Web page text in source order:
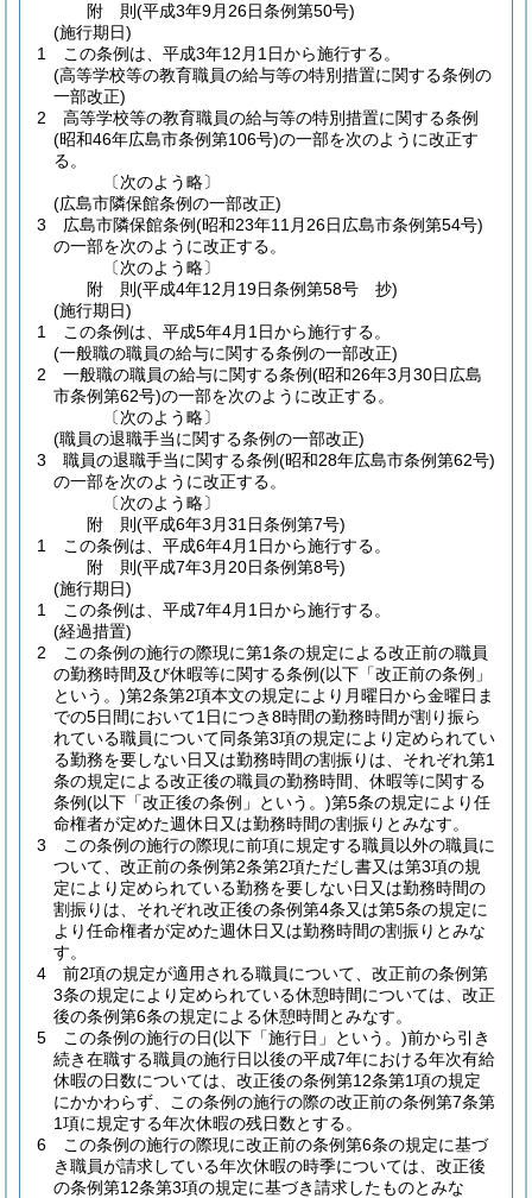
附 則(平成3年9月26日条例第50号)
(施行期日)
1
この条例は、平成3年12月1日から施行する。
(高等学校等の教育職員の給与等の特別措置に関する条例の
一部改正)
2
高等学校等の教育職員の給与等の特別措置に関する条例
(昭和46年広島市条例第106号)の一部を次のように改正す
る。
〔次のよう略〕
(広島市隣保館条例の一部改正)
3
広島市隣保館条例(昭和23年11月26日広島市条例第54号)
の一部を次のように改正する。
〔次のよう略〕
附 則(平成4年12月19日条例第58号 抄)
(施行期日)
1
この条例は、平成5年4月1日から施行する。
(一般職の職員の給与に関する条例の一部改正)
2
一般職の職員の給与に関する条例(昭和26年3月30日広島
市条例第62号)の一部を次のように改正する。
〔次のよう略〕
(職員の退職手当に関する条例の一部改正)
3
職員の退職手当に関する条例(昭和28年広島市条例第62号)
の一部を次のように改正する。
〔次のよう略〕
附 則(平成6年3月31日条例第7号)
1
この条例は、平成6年4月1日から施行する。
附 則(平成7年3月20日条例第8号)
(施行期日)
1
この条例は、平成7年4月1日から施行する。
(経過措置)
2
この条例の施行の際現に第1条の規定による改正前の職員
の勤務時間及び休暇等に関する条例(以下「改正前の条例」
という。)第2条第2項本文の規定により月曜日から金曜日ま
での5日間において1日につき8時間の勤務時間が割り振ら
れている職員について同条第3項の規定により定められてい
る勤務を要しない日又は勤務時間の割振りは、それぞれ第1
条の規定による改正後の職員の勤務時間、休暇等に関する
条例(以下「改正後の条例」という。)第5条の規定により任
命権者が定めた週休日又は勤務時間の割振りとみなす。
3
この条例の施行の際現に前項に規定する職員以外の職員に
ついて、改正前の条例第2条第2項ただし書又は第3項の規
定により定められている勤務を要しない日又は勤務時間の
割振りは、それぞれ改正後の条例第4条又は第5条の規定に
より任命権者が定めた週休日又は勤務時間の割振りとみな
す。
4
前2項の規定が適用される職員について、改正前の条例第
3条の規定により定められている休憩時間については、改正
後の条例第6条の規定による休憩時間とみなす。
5
この条例の施行の日(以下「施行日」という。)前から引き
続き在職する職員の施行日以後の平成7年における年次有給
休暇の日数については、改正後の条例第12条第1項の規定
にかかわらず、この条例の施行の際の改正前の条例第7条第
1項に規定する年次休暇の残日数とする。
6
この条例の施行の際現に改正前の条例第6条の規定に基づ
き職員が請求している年次休暇の時季については、改正後
の条例第12条第3項の規定に基づき請求したものとみな